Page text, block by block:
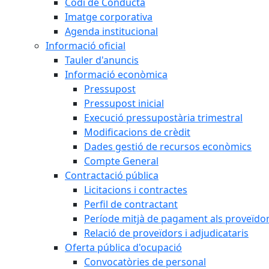
Imatge corporativa
Agenda institucional
Informació oficial
Tauler d'anuncis
Informació econòmica
Pressupost
Pressupost inicial
Execució pressupostària trimestral
Modificacions de crèdit
Dades gestió de recursos econòmics
Compte General
Contractació pública
Licitacions i contractes
Perfil de contractant
Període mitjà de pagament als
Relació de proveïdors i adjudicataris
Oferta pública d'ocupació
Convocatòries de personal